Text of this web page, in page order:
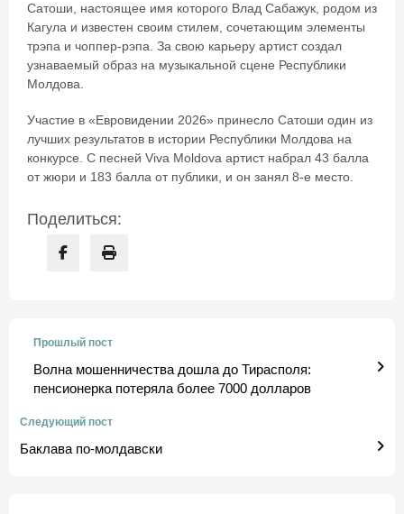
Сатоши, настоящее имя которого Влад Сабажук, родом из
Кагула и известен своим стилем, сочетающим элементы
трэпа и чоппер-рэпа. За свою карьеру артист создал
узнаваемый образ на музыкальной сцене Республики
Молдова.
Участие в «Евровидении 2026» принесло Сатоши один из
лучших результатов в истории Республики Молдова на
конкурсе. С песней Viva Moldova артист набрал 43 балла
от жюри и 183 балла от публики, и он занял 8-е место.
Поделиться:
Прошлый пост
Волна мошенничества дошла до Тирасполя:
пенсионерка потеряла более 7000 долларов
Следующий пост
Баклава по-молдавски